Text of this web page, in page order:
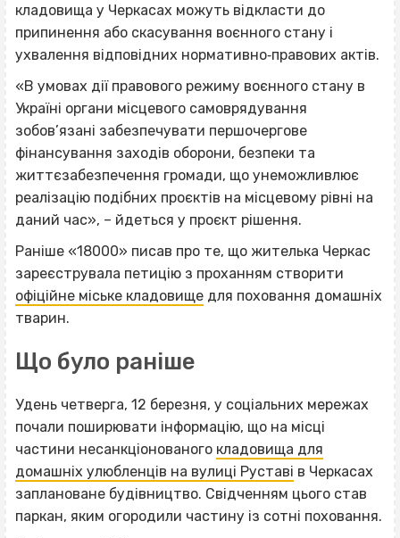
кладовища у Черкасах можуть відкласти до
припинення або скасування воєнного стану і
ухвалення відповідних нормативно‐правових актів.
«В умовах дії правового режиму воєнного стану в
Україні органи місцевого самоврядування
зобов’язані забезпечувати першочергове
фінансування заходів оборони, безпеки та
життєзабезпечення громади, що унеможливлює
реалізацію подібних проєктів на місцевому рівні на
даний час», – йдеться у проєкт рішення.
Раніше «18000» писав про те, що жителька Черкас
зареєструвала петицію з проханням створити
офіційне міське кладовище для поховання домашніх
тварин.
Що було раніше
Удень четверга, 12 березня, у соціальних мережах
почали поширювати інформацію, що на місці
частини несанкціонованого кладовища для
домашніх улюбленців на вулиці Руставі в Черкасах
заплановане будівництво. Свідченням цього став
паркан, яким огородили частину із сотні поховання.